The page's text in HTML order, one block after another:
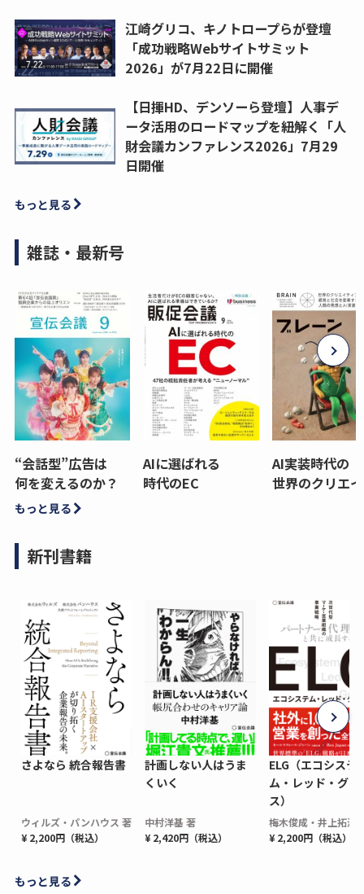
江崎グリコ、キノトロープらが登壇
「成功戦略Webサイトサミット
2026」が7月22日に開催
【日揮HD、デンソーら登壇】人事デ
ータ活用のロードマップを紐解く「人
財会議カンファレンス2026」7月29
日開催
もっと見る
雑誌・最新号
“会話型”広告は
何を変えるのか？
AIに選ばれる
時代のEC
AI実装時代の
世界のクリエ
もっと見る
新刊書籍
さよなら 統合報告書
ウィルズ・パンハウス 著
¥ 2,200円（税込）
計画しない人はうま
くいく
中村洋基 著
¥ 2,420円（税込）
ELG（エコシステ
ム・レッド・グロ
ス）
梅木俊成・井上拓海
¥ 2,200円（税込）
もっと見る